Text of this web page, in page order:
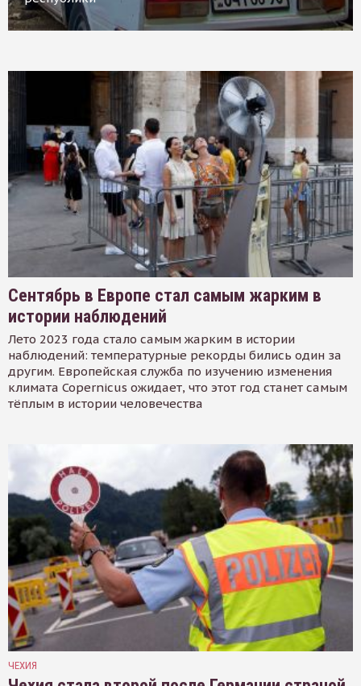
Сентябрь в Европе стал самым жарким в
истории наблюдений
Лето 2023 года стало самым жарким в истории
наблюдений: температурные рекорды бились один за
другим. Европейская служба по изучению изменения
климата Copernicus ожидает, что этот год станет самым
тёплым в истории человечества
ЧЕХИЯ